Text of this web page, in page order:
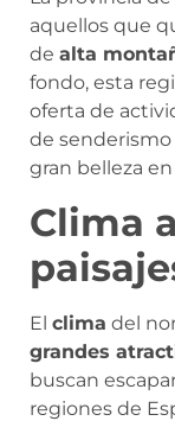
aquellos que
de alta
fondo, esta
oferta de
de
gran belleza
Clima
El clima del
grandes
buscan
regiones de